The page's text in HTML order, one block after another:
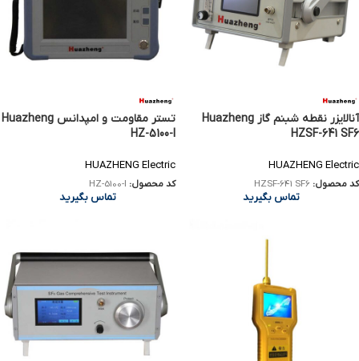
آنالایزر نقطه شبنم گاز Huazheng
HZSF-641 SF6
HUAZHENG Electric
کد محصول: HZSF-641 SF6
تماس بگیرید
تستر مقاومت و امپدانس Huazheng
HZ-5100-I
HUAZHENG Electric
کد محصول: HZ-5100-I
تماس بگیرید